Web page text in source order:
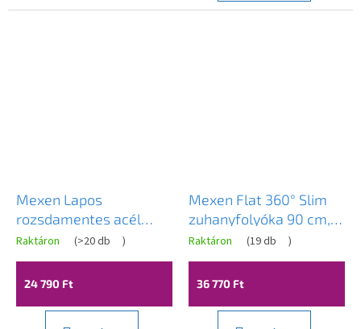
Mexen Lapos
rozsdamentes acél
zuhanytálca 360°-ban
forgatható szifonnal 90
cm, SLIM minta,
Raktáron (>20 db )
24 790 Ft
Mexen Flat 360° Slim
zuhanyfolyóka 90 cm,
matt arany, 1A41090
Raktáron (19 db )
36 770 Ft